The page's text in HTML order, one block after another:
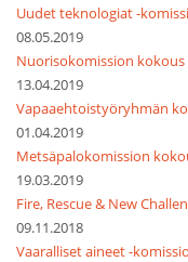
Uudet teknologiat -
08.05.2019
Nuorisokomission kokous
13.04.2019
Vapaaehtoistyöryhmän
01.04.2019
Metsäpalokomission
19.03.2019
Fire, Rescue & New
09.11.2018
Vaaralliset aineet -